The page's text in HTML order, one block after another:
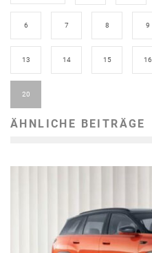
6 7 8 9
13 14 15 16
20
ÄHNLICHE BEITRÄGE